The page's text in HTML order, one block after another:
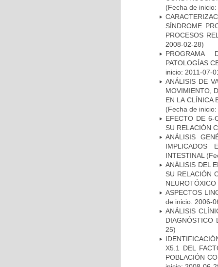
(Fecha de
SÍNDROME
PROCESOS
2008-02-28)
PROGRAMA
PATOLOGÍAS
inicio: 2011-07-
ANÁLISIS DE
MOVIMIENTO,
EN LA CLÍNICA
(Fecha de
EFECTO DE 6-
SU RELACIÓN
ANÁLISIS
IMPLICADOS
INTESTINAL
ANÁLISIS DEL
SU RELACIÓN
NEUROTÓXICO
ASPECTOS
de inicio: 2006-
ANÁLISIS
DIAGNÓSTICO
25)
X5.1 DEL
POBLACIÓN